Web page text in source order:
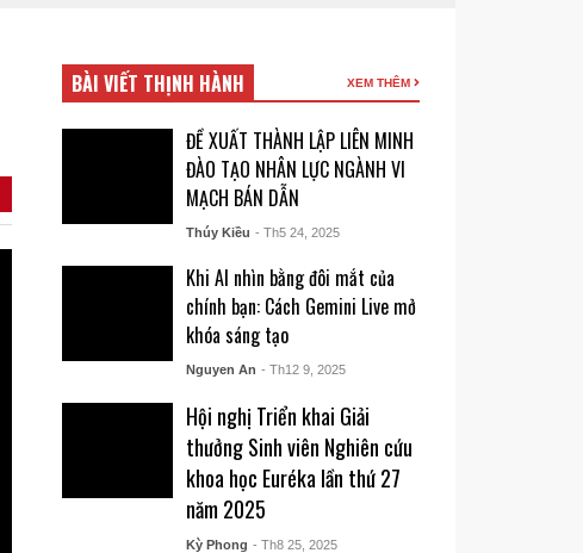
BÀI VIẾT THỊNH HÀNH XEM THÊM
ĐỀ XUẤT THÀNH LẬP LIÊN MINH
ĐÀO TẠO NHÂN LỰC NGÀNH VI
MẠCH BÁN DẪN
Thúy Kiều - Th5 24, 2025
Khi AI nhìn bằng đôi mắt của
chính bạn: Cách Gemini Live mở
khóa sáng tạo
Nguyen An - Th12 9, 2025
Hội nghị Triển khai Giải
thưởng Sinh viên Nghiên cứu
khoa học Euréka lần thứ 27
năm 2025
Kỳ Phong - Th8 25, 2025